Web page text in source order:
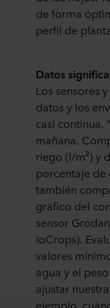
de forma
perfil de
Datos
Los sensores
datos y los
casi continua.
mañana.
riego (l/m²) y
porcentaje de
también
gráfico del
sensor
ioCrops).
valores
agua y el
ajustar
ejemplo,